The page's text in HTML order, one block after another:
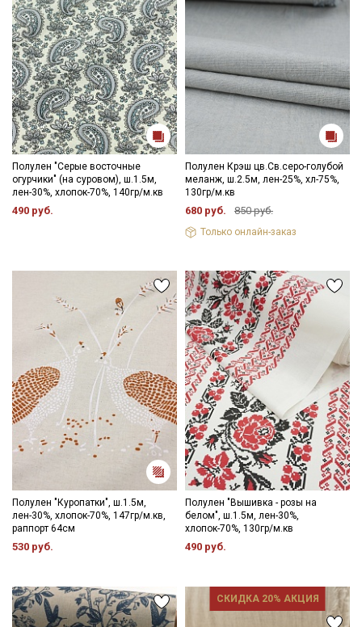
Полулен "Серые восточные
огурчики" (на суровом), ш.1.5м,
лен-30%, хлопок-70%, 140гр/м.кв
490 руб.
Полулен Крэш цв.Св.серо-голубой
меланж, ш.2.5м, лен-25%, хл-75%,
130гр/м.кв
680 руб. 850 руб.
Только онлайн-заказ
Полулен "Куропатки", ш.1.5м,
лен-30%, хлопок-70%, 147гр/м.кв,
раппорт 64см
530 руб.
Полулен "Вышивка - розы на
белом", ш.1.5м, лен-30%,
хлопок-70%, 130гр/м.кв
490 руб.
СКИДКА 20% АКЦИЯ